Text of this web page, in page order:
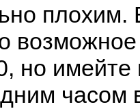
возможное
но имейте
часом